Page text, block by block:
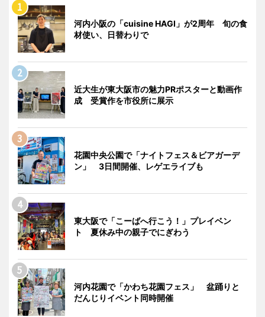
河内小阪の「cuisine HAGI」が2周年 旬の食
材使い、日替わりで
近大生が東大阪市の魅力PRポスターと動画作
成 受賞作を市役所に展示
花園中央公園で「ナイトフェス＆ビアガーデ
ン」 3日間開催、レゲエライブも
東大阪で「こーばへ行こう！」プレイベン
ト 夏休み中の親子でにぎわう
河内花園で「かわち花園フェス」 盆踊りと
だんじりイベント同時開催